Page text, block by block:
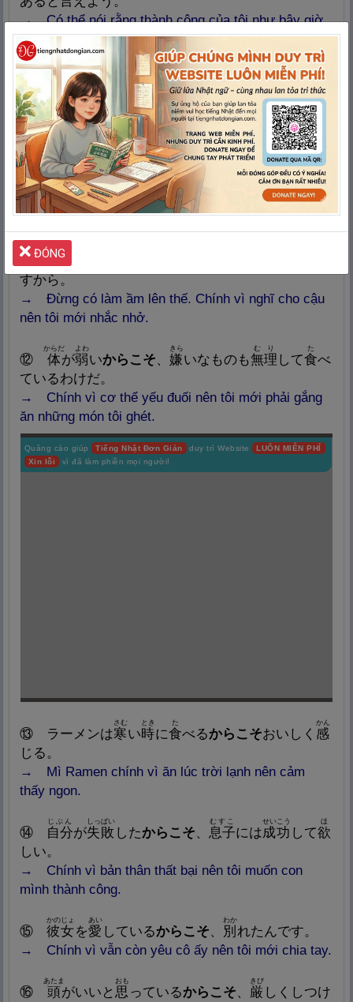
→ Có thể nói rằng thành công của tôi như bây giờ
chính là nhờ một năm cay đắng đó.
⑩ 忙
いそが
しくて自 分
Nghĩa: Chia cắt, phân chia,
lượng từ đếm thời gian
の時 間
じかん
がないという人
ひと
がいるが、
私
わたし
は 忙
いそが
しいからこそ時間
Nghĩa: Khoảng, ở giữa, bên
trong (không gian)
じかん
を有
Nghĩa: Có, sở hữu, tồn tại, xảy
ra
効
ゆうこう
に使
つか
って、自分
Nghĩa: Chia cắt, phân chia,
lượng từ đếm thời gian
じぶん
の
ための時間
Nghĩa: Khoảng, ở giữa, bên
trong (không gian)
じかん
を作
つく
っているのだ。
→Có một số người cho rằng không có thời gian
cho bản thân vì quá bận, riêng tôi thì chính vì quá
bận nên tôi sử dụng thời gian hợp lý để tạo thời gian
cho bản thân mình.
⑪
そんなにうるさがってはいけません、あなたの
ことを思
おも
すから。
→ Đừng có làm ầm lên thế. Chính vì nghĩ cho cậu
nên tôi mới nhắc nhở.
⑫ 体
Nghĩa: Thân mình, hình dạng,
thể, dạng
からだ
が弱
よわ
いからこそ 嫌
Nghĩa: Khó chịu, ghét, không
きら
いなものも無理
むり
して食
た
べ
ているわけだ。
→ Chính vì cơ thể yếu đuối nên tôi mới phải gắng
ăn những món tôi ghét.
Quảng cáo giúp Tiếng Nhật Đơn Giản duy trì Website LUÔN MIỄN PHÍ
Xin lỗi
vì đã làm phiền mọi người!
⑬ ラーメンは寒
Nghĩa: Rét, lạnh
さむ
い時
とき
に食
た
べるからこそおいしく 感
かん
じる。
→ Mì Ramen chính vì ăn lúc trời lạnh nên cảm
thấy ngon.
⑭ 自分
Nghĩa: Chia cắt, phân chia,
lượng từ đếm thời gian
じぶん
が失敗
しっぱい
したからこそ 息子
むすこ
には成功
せいこう
して欲
ほ
しい。
→ Chính vì bản thân thất bại nên tôi muốn con
mình thành công.
⑮ 彼
phương
女
かのじょ
を愛
あい
しているからこそ 別
わか
れたんです。
→ Chính vì vẫn còn yêu cô ấy nên tôi mới chia tay.
⑯ 頭
あたま
がいいと 思
おも
っているからこそ 厳
きび
しくしつけ
ĐÓNG